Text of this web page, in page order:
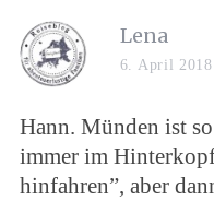
Lena
6. April
Hann. Münden ist
immer im
hinfahren”, aber